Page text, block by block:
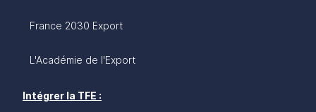
France 2030 Export
L'Académie de l'Export
Intégrer la TFE :